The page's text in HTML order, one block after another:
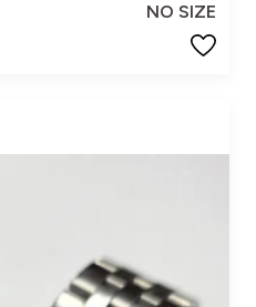
NO SIZE